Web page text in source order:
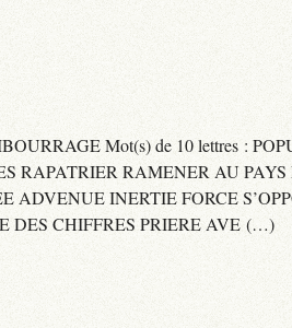
Mot(s) de 10 lettres :
RAPATRIER RAMENER AU
ADVENUE INERTIE FORCE
DES CHIFFRES PRIERE AVE (…)